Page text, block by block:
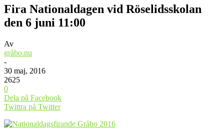
Fira Nationaldagen vid Röselidsskolan
den 6 juni 11:00
Av
gråbo.nu
-
30 maj, 2016
2625
0
Dela på Facebook
Twittra på Twitter